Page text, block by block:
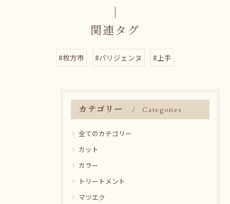
関連タグ
#枚方市 #パリジェンヌ #上手
カテゴリー Categories
全てのカテゴリー
カット
カラー
トリートメント
マツエク